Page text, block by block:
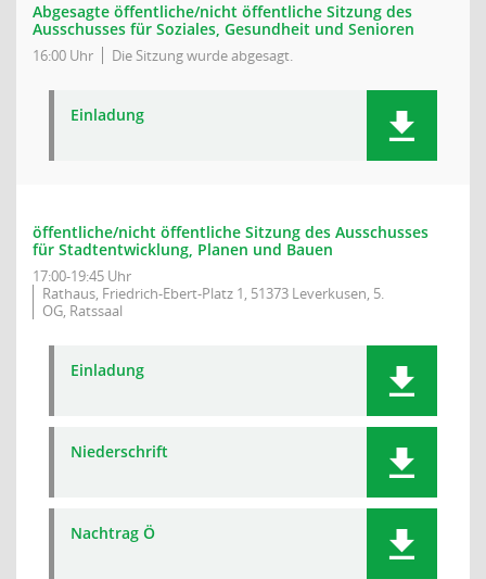
Abgesagte öffentliche/nicht öffentliche Sitzung des
Ausschusses für Soziales, Gesundheit und Senioren
16:00 Uhr Die Sitzung wurde abgesagt.
Einladung
öffentliche/nicht öffentliche Sitzung des Ausschusses
für Stadtentwicklung, Planen und Bauen
17:00-19:45 Uhr
Rathaus, Friedrich-Ebert-Platz 1, 51373 Leverkusen, 5.
OG, Ratssaal
Einladung
Niederschrift
Nachtrag Ö